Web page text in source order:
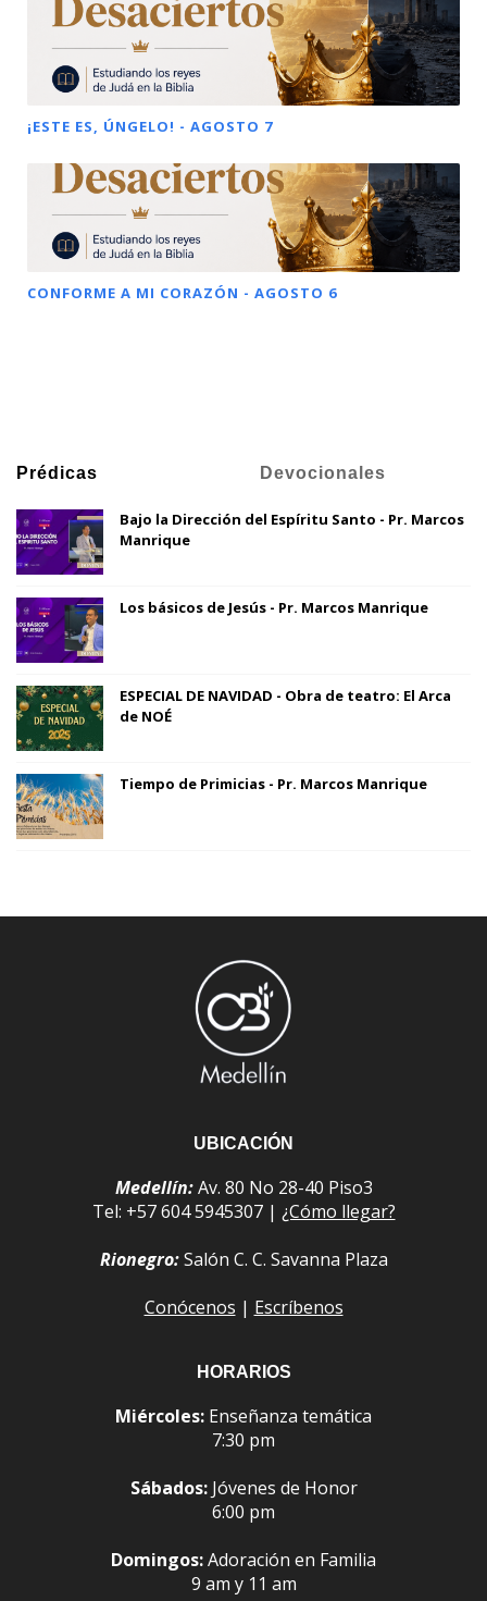
¡ESTE ES, ÚNGELO! - AGOSTO 7
CONFORME A MI CORAZÓN - AGOSTO 6
Prédicas Devocionales
Bajo la Dirección del Espíritu Santo - Pr. Marcos
Manrique
Los básicos de Jesús - Pr. Marcos Manrique
ESPECIAL DE NAVIDAD - Obra de teatro: El Arca
de NOÉ
Tiempo de Primicias - Pr. Marcos Manrique
UBICACIÓN
Medellín:Av. 80 No 28-40 Piso3
Tel: +57 604 5945307 | ¿Cómo llegar?
Rionegro:Salón C. C. Savanna Plaza
Conócenos | Escríbenos
HORARIOS
Miércoles: Enseñanza temática
7:30 pm
Sábados:Jóvenes de Honor
6:00 pm
Domingos:Adoración en Familia
9 am y 11 am